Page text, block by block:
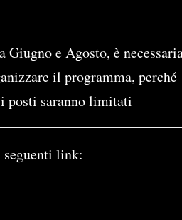
e Agosto, è
il programma, perché
posti saranno limitati
link: